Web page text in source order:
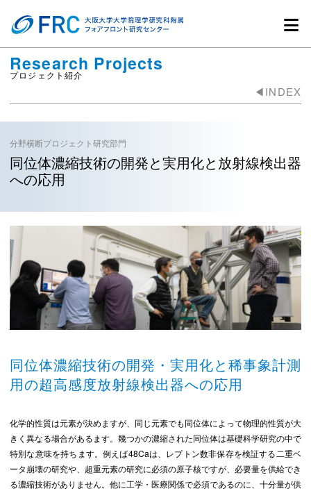
Research Projects
プロジェクト紹介
◀︎INDEX
分野横断プロジェクト研究部門
同位体濃縮技術の開発と実用化と放射線検出器
への応用
同位体濃縮技術の開発・実用化と稀事象計測
用の超高感度放射線検出器への応用
化学的性質は元素が決めますが、同じ元素でも同位体によって物理的性質が大
きく異なる場合があるます。幾つかの濃縮された同位体は基礎科学研究の中で
特別な意味を持ちます。例えば48Caは、レプトン数非保存を検証する二重ベ
ータ崩壊の研究や、超重元素の研究に必須の原子核ですが、必要量を供給でき
る濃縮技術がありません。他に工学・医療関係で必須であるのに、十分量が供